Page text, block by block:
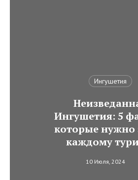
Ингушетия
Ингушетия: 5
которые нужно
каждому
10 Июля, 2024